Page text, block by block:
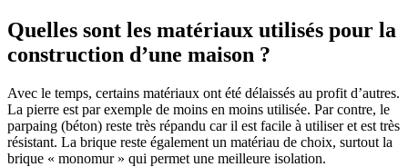
Quelles sont les matériaux utilisés pour la
construction d’une maison ?
Avec le temps, certains matériaux ont été délaissés au profit d’autres.
La pierre est par exemple de moins en moins utilisée. Par contre, le
parpaing (béton) reste très répandu car il est facile à utiliser et est très
résistant. La brique reste également un matériau de choix, surtout la
brique « monomur » qui permet une meilleure isolation.